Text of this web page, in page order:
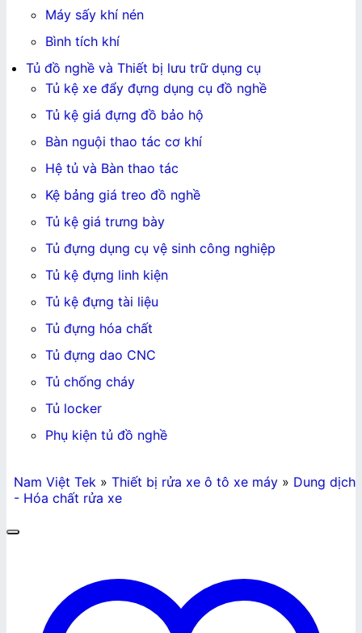
Máy sấy khí nén
Bình tích khí
Tủ đồ nghề và Thiết bị lưu trữ dụng cụ
Tủ kệ xe đẩy đựng dụng cụ đồ nghề
Tủ kệ giá đựng đồ bảo hộ
Bàn nguội thao tác cơ khí
Hệ tủ và Bàn thao tác
Kệ bảng giá treo đồ nghề
Tủ kệ giá trưng bày
Tủ đựng dụng cụ vệ sinh công nghiệp
Tủ kệ đựng linh kiện
Tủ kệ đựng tài liệu
Tủ đựng hóa chất
Tủ đựng dao CNC
Tủ chống cháy
Tủ locker
Phụ kiện tủ đồ nghề
Nam Việt Tek» Thiết bị rửa xe ô tô xe máy» Dung dịch
- Hóa chất rửa xe